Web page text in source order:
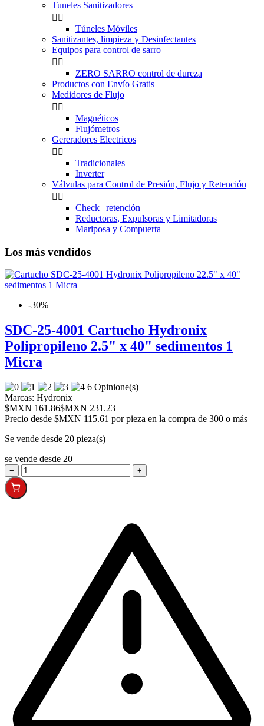
Tuneles Sanitizadores
 
Túneles Móviles
Sanitizantes, limpieza y Desinfectantes
Equipos para control de sarro
 
ZERO SARRO control de dureza
Productos con Envío Gratis
Medidores de Flujo
 
Magnéticos
Flujómetros
Gereradores Electricos
 
Tradicionales
Inverter
Válvulas para Control de Presión, Flujo y Retención
 
Check | retención
Reductoras, Expulsoras y Limitadoras
Mariposa y Compuerta
Los más vendidos
-30%
SDC-25-4001 Cartucho Hydronix
Polipropileno 2.5" x 40" sedimentos 1
Micra
6 Opinione(s)
Marcas: Hydronix
$MXN 161.86$MXN 231.23
Precio desde $MXN 115.61 por pieza en la compra de 300 o más
Se vende desde 20 pieza(s)
se vende desde 20
− +